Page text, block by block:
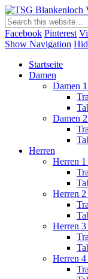
Volleyball Dritte Liga
Facebook Pinterest
Show Navigation
Startseite
Damen
Damen
Damen
Herren
Herren
Herren
Herren
Herren